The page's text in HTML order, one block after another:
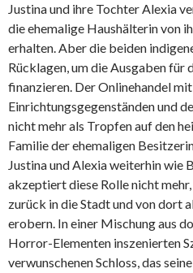
Justina und ihre Tochter Alexia
die ehemalige Haushälterin von
erhalten. Aber die beiden
Rücklagen, um die Ausgaben für
finanzieren. Der Onlinehandel
Einrichtungsgegenständen und
nicht mehr als Tropfen auf den
Familie der ehemaligen
Justina und Alexia weiterhin wie
akzeptiert diese Rolle nicht
zurück in die Stadt und von dort
erobern. In einer Mischung aus
Horror-Elementen inszenierten
verwunschenen Schloss, das